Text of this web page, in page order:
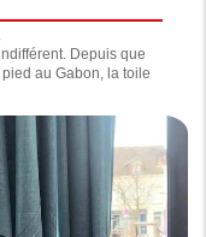
Depuis que
au Gabon, la toile